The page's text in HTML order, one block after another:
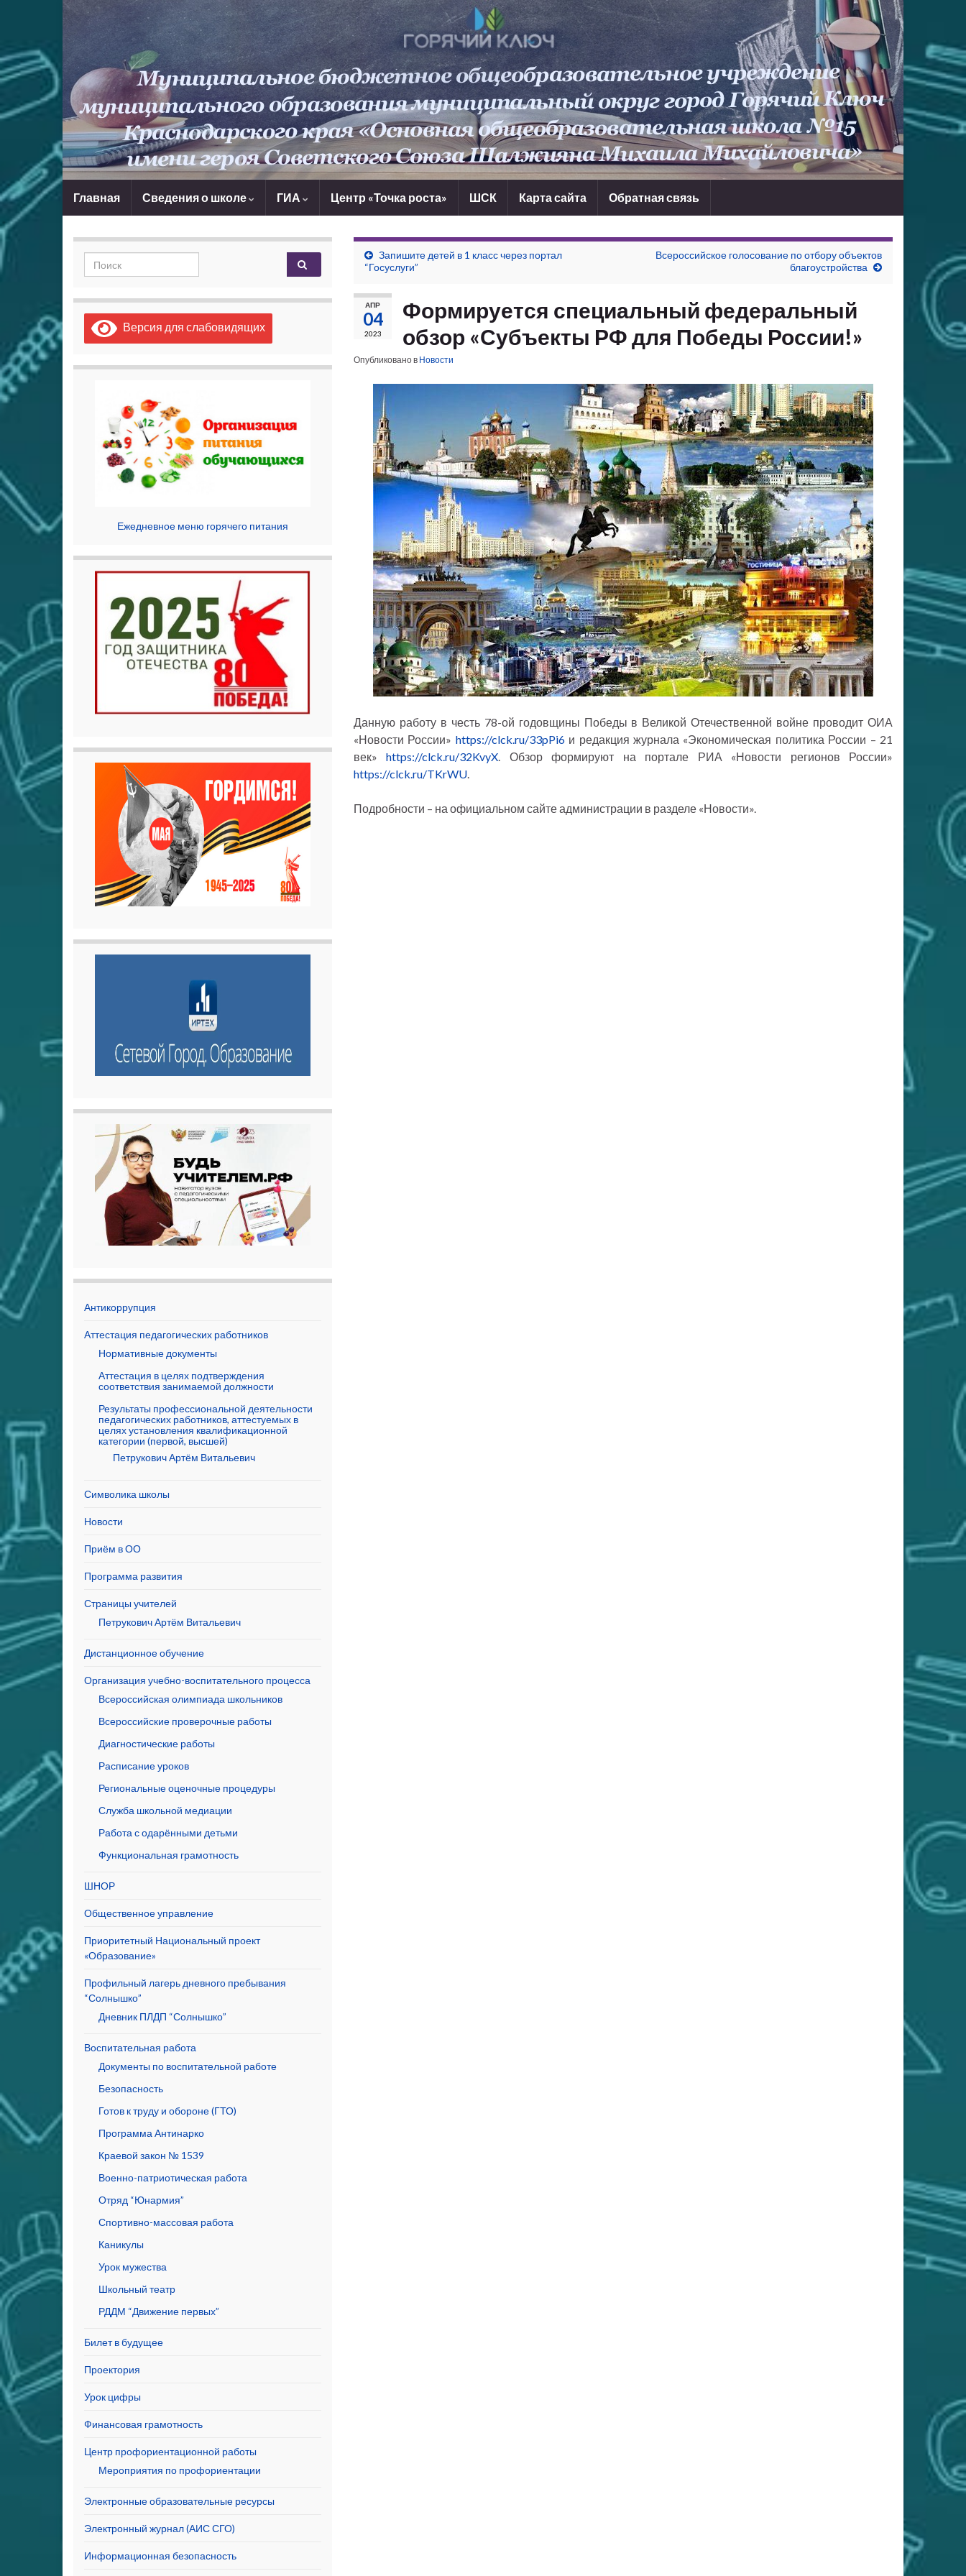
Главная Сведения о школе ГИА Центр «Точка роста» ШСК Карта сайта Обратная связь
Запишите детей в 1 класс через портал
“Госуслуги”
Всероссийское голосование по отбору объектов
благоустройства
АПР
04
2023
Формируется специальный федеральный
обзор «Субъекты РФ для Победы России!»
Опубликовано в Новости
Данную работу в честь 78-ой годовщины Победы в Великой Отечественной войне проводит ОИА
«Новости России» https://clck.ru/33pPi6и редакция журнала «Экономическая политика России – 21
век»https://clck.ru/32KvyX. Обзор формируют на портале РИА «Новости регионов России»
https://clck.ru/TKrWU.
Подробности – на официальном сайте администрации в разделе «Новости».
Search for:
Версия для слабовидящих
Ежедневное меню горячего питания
Антикоррупция
Аттестация педагогических работников
Нормативные документы
Аттестация в целях подтверждения
соответствия занимаемой должности
Результаты профессиональной деятельности
педагогических работников, аттестуемых в
целях установления квалификационной
категории (первой, высшей)
Петрукович Артём Витальевич
Символика школы
Новости
Приём в ОО
Программа развития
Страницы учителей
Петрукович Артём Витальевич
Дистанционное обучение
Организация учебно-воспитательного процесса
Всероссийская олимпиада школьников
Всероссийские проверочные работы
Диагностические работы
Расписание уроков
Региональные оценочные процедуры
Служба школьной медиации
Работа с одарёнными детьми
Функциональная грамотность
ШНОР
Общественное управление
Приоритетный Национальный проект
«Образование»
Профильный лагерь дневного пребывания
“Солнышко”
Дневник ПЛДП “Солнышко”
Воспитательная работа
Документы по воспитательной работе
Безопасность
Готов к труду и обороне (ГТО)
Программа Антинарко
Краевой закон № 1539
Военно-патриотическая работа
Отряд “Юнармия”
Спортивно-массовая работа
Каникулы
Урок мужества
Школьный театр
РДДМ “Движение первых”
Билет в будущее
Проектория
Урок цифры
Финансовая грамотность
Центр профориентационной работы
Мероприятия по профориентации
Электронные образовательные ресурсы
Электронный журнал (АИС СГО)
Информационная безопасность